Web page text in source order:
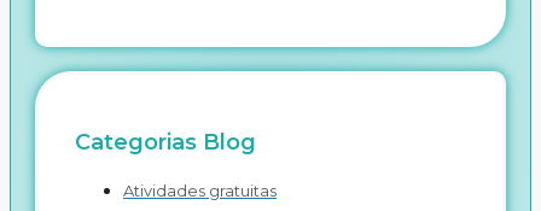
Categorias Blog
Atividades gratuitas